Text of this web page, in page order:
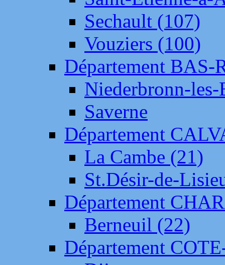
Sechault (107)
Vouziers (100)
Département BAS-
Niederbronn-
Saverne
Département
La Cambe (21)
St.Désir-de-
Département
Berneuil (22)
Département